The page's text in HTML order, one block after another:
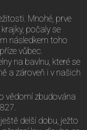
Mnohé, prve
počaly se
následkem toho
vůbec.
na bavlnu, které se
a zároveň i v našich
vědomí zbudována
delší dobu, ježto